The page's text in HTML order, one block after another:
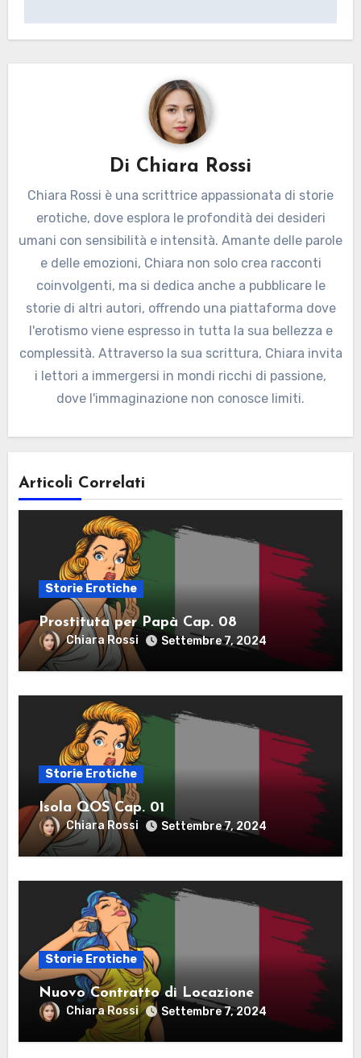
Di Chiara Rossi
Chiara Rossi è una scrittrice appassionata di storie
erotiche, dove esplora le profondità dei desideri
umani con sensibilità e intensità. Amante delle parole
e delle emozioni, Chiara non solo crea racconti
coinvolgenti, ma si dedica anche a pubblicare le
storie di altri autori, offrendo una piattaforma dove
l'erotismo viene espresso in tutta la sua bellezza e
complessità. Attraverso la sua scrittura, Chiara invita
i lettori a immergersi in mondi ricchi di passione,
dove l'immaginazione non conosce limiti.
Articoli Correlati
Storie Erotiche
Prostituta per Papà Cap. 08
Chiara Rossi Settembre 7, 2024
Storie Erotiche
Isola QOS Cap. 01
Chiara Rossi Settembre 7, 2024
Storie Erotiche
Nuovo Contratto di Locazione
Chiara Rossi Settembre 7, 2024